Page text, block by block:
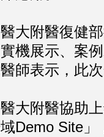
附醫復健部
機展示、案
師表示，此
附醫協助上
Demo Site